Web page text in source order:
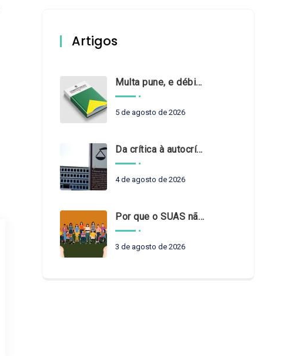
Artigos
Multa pune, e débito recompõe. § 3º do art. 71 da Constituição: um problema de legística formal
5 de agosto de 2026
Da crítica à autocrítica: Tribunais de Contas sob um novo olhar?
4 de agosto de 2026
Por que o SUAS não pode esperar?
3 de agosto de 2026